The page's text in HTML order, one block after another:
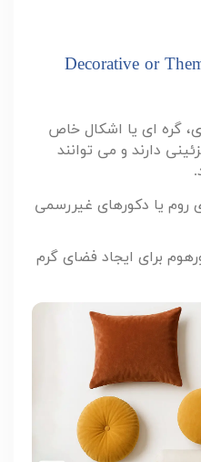
(Decorative or
گره ای یا اشکال خاص
دارند و می توانند
.
روم یا دکورهای غیررسمی
برای ایجاد فضای گرم